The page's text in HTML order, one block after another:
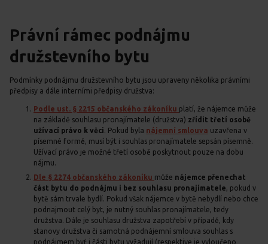
Právní rámec podnájmu
družstevního bytu
Podmínky podnájmu družstevního bytu jsou upraveny několika právními
předpisy a dále interními předpisy družstva:
Podle ust. § 2215 občanského zákoníku platí, že nájemce může
na základě souhlasu pronajímatele (družstva) zřídit třetí osobě
užívací právo k věci. Pokud byla nájemní smlouva uzavřena v
písemné formě, musí být i souhlas pronajímatele sepsán písemně.
Užívací právo je možné třetí osobě poskytnout pouze na dobu
nájmu.
Dle § 2274 občanského zákoníku může nájemce přenechat
část bytu do podnájmu i bez souhlasu pronajímatele, pokud v
bytě sám trvale bydlí. Pokud však nájemce v bytě nebydlí nebo chce
podnajmout celý byt, je nutný souhlas pronajímatele, tedy
družstva. Dále je souhlasu družstva zapotřebí v případě, kdy
stanovy družstva či samotná podnájemní smlouva souhlas s
podnájmem byť i části bytu vyžadují (respektive je vyloučeno